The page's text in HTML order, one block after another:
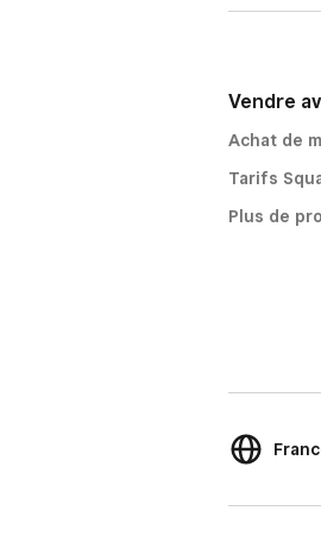
Vendre
Achat de
Tarifs
Plus de